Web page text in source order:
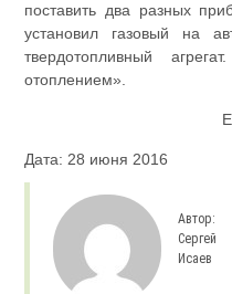
поставить два разных
установил газовый на
твердотопливный
отоплением».
Дата: 28 июня 2016
Автор:
Сергей
Исаев